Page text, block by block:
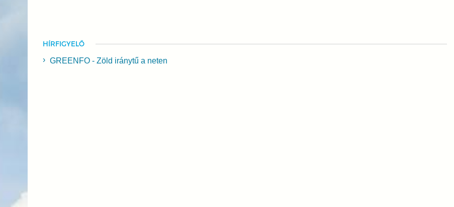
HÍRFIGYELŐ
GREENFO - Zöld iránytű a neten